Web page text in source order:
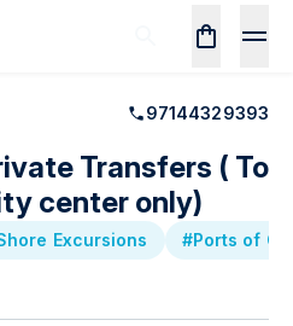
97144329393
Transfers ( To
center only)
Excursions #Ports of